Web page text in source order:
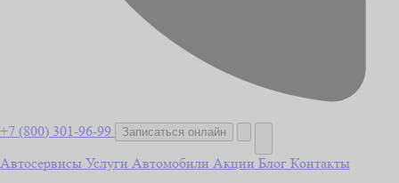
+7 (800) 301-96-99 Записаться онлайн
Автосервисы Услуги Автомобили Акции Блог Контакты